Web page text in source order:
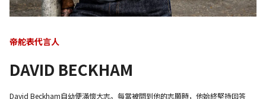
帝舵表代言人
DAVID BECKHAM
David Beckham自幼便滿懷大志。每當被問到他的志願時，他始終堅持回答